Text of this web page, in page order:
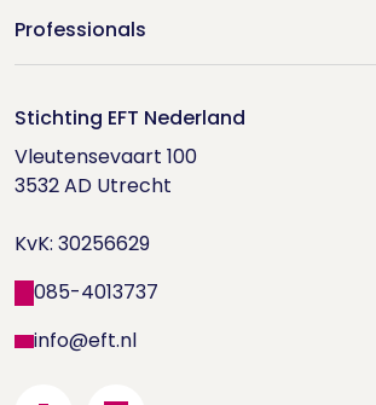
Vind jouw therapeut
Videoportal
Doe de relatietest
Houd me Vast-bijeenkomsten
Professionals
Trainingen
Supervisorenlijst
Nieuwsbrief ontvangen?
Wetenschappelijk onderzoek
Stichting EFT Nederland
Vleutensevaart 100
3532 AD Utrecht
KvK: 30256629
085-4013737
info@eft.nl